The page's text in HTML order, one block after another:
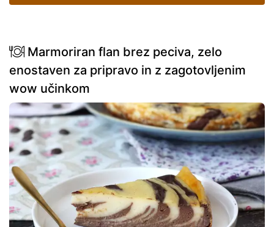
Marmoriran flan brez peciva, zelo
enostaven za pripravo in z zagotovljenim
wow učinkom